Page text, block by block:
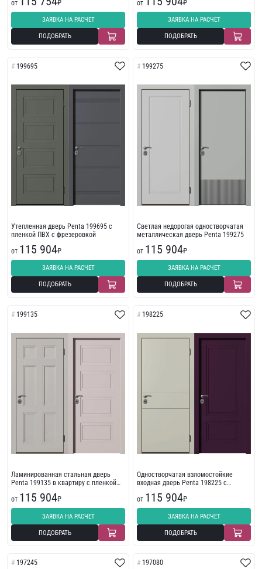
от ₽
ЗАЯВКА НА РАСЧЕТ
ПОДОБРАТЬ
от ₽
ЗАЯВКА НА РАСЧЕТ
ПОДОБРАТЬ
199695
Утепленная дверь Penta 199695 с
пленкой ПВХ с фрезеровкой
от 115 904₽
ЗАЯВКА НА РАСЧЕТ
ПОДОБРАТЬ
199275
Светлая недорогая одностворчатая
металлическая дверь Penta 199275
от 115 904₽
ЗАЯВКА НА РАСЧЕТ
ПОДОБРАТЬ
199135
Ламинированная стальная дверь
Penta 199135 в квартиру с пленкой
от 115 904₽
ЗАЯВКА НА РАСЧЕТ
ПОДОБРАТЬ
198225
Одностворчатая взломостойкие
входная дверь Penta 198225 с
от 115 904₽
ЗАЯВКА НА РАСЧЕТ
ПОДОБРАТЬ
197245 197080